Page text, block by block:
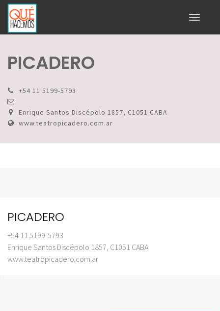
Toggle
PICADERO
+54 11 5199-5793
Enrique Santos Discépolo 1857, C1051 CABA
www.teatropicadero.com.ar
PICADERO
+54 11 5199-5793
Enrique Santos Discépolo 1857, C1051 CABA
www.teatropicadero.com.ar